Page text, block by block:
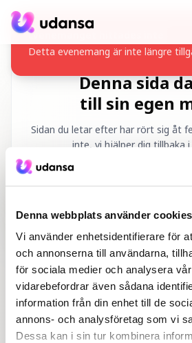
Denna webbplats använder cookies
Vi använder enhetsidentifierare för
och annonserna till användarna,
för sociala medier och analysera
vidarebefordrar även sådana
information från din enhet till de
annons- och analysföretag som vi
Dessa kan i sin tur kombinera
accessibility.skipToMainContent
Evenemanget hittades inte
Detta evenemang är inte längre
Denna sida
till sin egen
Sidan du letar efter har rört sig åt
inte, vi hjälper dig tillbaka
Hem